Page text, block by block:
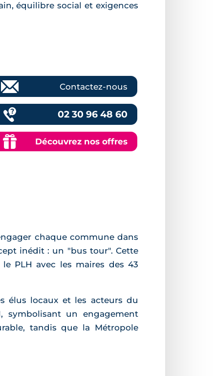
équilibre social et exigences
Contactez-nous
02 30 96 48 60
Découvrez nos offres
chaque commune dans
inédit : un "bus tour". Cette
PLH avec les maires des 43
élus locaux et les acteurs du
symbolisant un engagement
tandis que la Métropole